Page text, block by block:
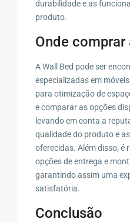
durabilidade e as
produto.
Onde comprar
A Wall Bed pode ser
especializadas em
para otimização de
e comparar as opções
levando em conta a
qualidade do produto e
oferecidas. Além disso, é
opções de entrega e
garantindo assim uma
satisfatória.
Conclusão